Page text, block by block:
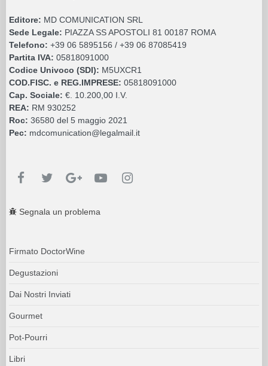
Editore: MD COMUNICATION SRL
Sede Legale: PIAZZA SS APOSTOLI 81 00187 ROMA
Telefono: +39 06 5895156 / +39 06 87085419
Partita IVA: 05818091000
Codice Univoco (SDI): M5UXCR1
COD.FISC. e REG.IMPRESE: 05818091000
Cap. Sociale: €. 10.200,00 I.V.
REA: RM 930252
Roc: 36580 del 5 maggio 2021
Pec: mdcomunication@legalmail.it
Segnala un problema
Firmato DoctorWine
Degustazioni
Dai Nostri Inviati
Gourmet
Pot-Pourri
Libri